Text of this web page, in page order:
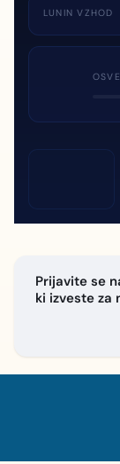
LUNIN VZHOD
Prijavite se
ki izveste za